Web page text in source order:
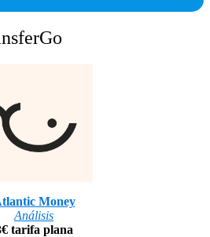
Money
Análisis
tarifa plana